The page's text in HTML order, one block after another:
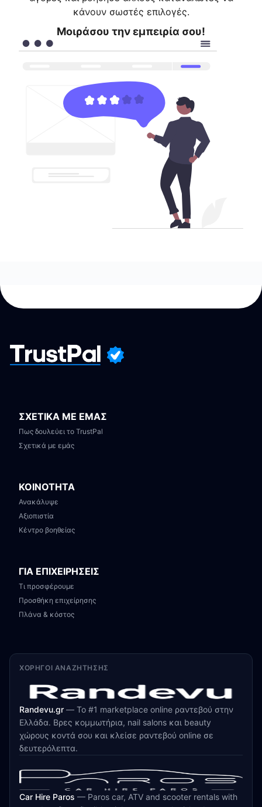
κάνουν σωστές επιλογές.
Μοιράσου την εμπειρία σου!
ΣΧΕΤΙΚΑ ΜΕ ΕΜΑΣ
Πως δουλεύει το TrustPal
Σχετικά με εμάς
ΚΟΙΝΟΤΗΤΑ
Ανακάλυψε
Αξιοπιστία
Κέντρο βοηθείας
ΓΙΑ ΕΠΙΧΕΙΡΗΣΕΙΣ
Τι προσφέρουμε
Προσθήκη επιχείρησης
Πλάνα & κόστος
ΧΟΡΗΓΟΊ ΑΝΑΖΉΤΗΣΗΣ
Randevu.gr — Το #1 marketplace online ραντεβού στην
Ελλάδα. Βρες κομμωτήρια, nail salons και beauty
χώρους κοντά σου και κλείσε ραντεβού online σε
δευτερόλεπτα.
Car Hire Paros — Paros car, ATV and scooter rentals with